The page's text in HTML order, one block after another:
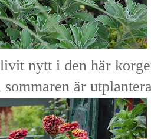
nytt i den här
är